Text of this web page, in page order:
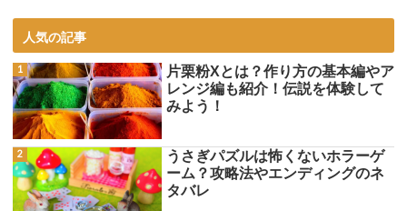
人気の記事
片栗粉Xとは？作り方の基本編やア
レンジ編も紹介！伝説を体験して
みよう！
うさぎパズルは怖くないホラーゲ
ーム？攻略法やエンディングのネ
タバレ